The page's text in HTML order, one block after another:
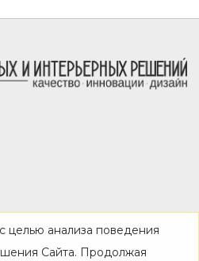
целью анализа поведения
Сайта. Продолжая